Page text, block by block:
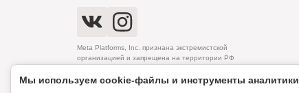
Meta Platforms, Inc. признана экстремистской
организацией и запрещена на территории РФ
Мы используем cookie‑файлы и инструменты аналитики